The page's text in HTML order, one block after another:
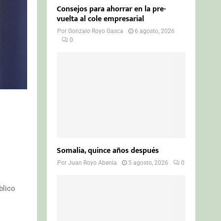
Consejos para ahorrar en la pre-
vuelta al cole empresarial
PorGonzalo Royo Gasca
6 agosto, 2026
0
Somalia, quince años después
PorJuan Royo Abenia 5 agosto, 2026 0